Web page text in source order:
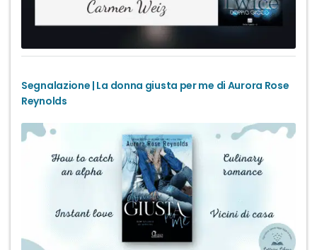
Segnalazione | La donna giusta per me di Aurora Rose
Reynolds